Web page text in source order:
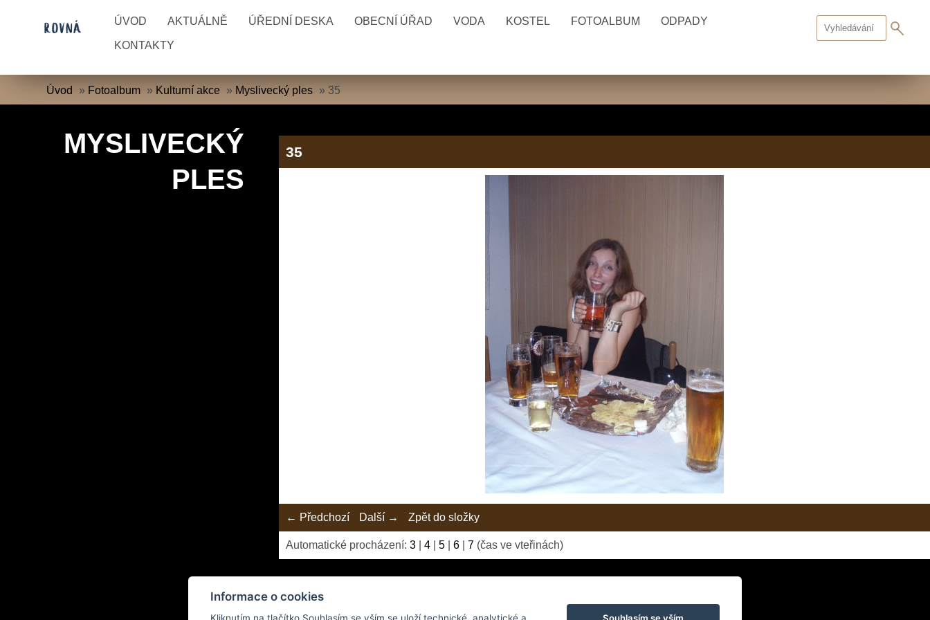
ÚVOD AKTUÁLNĚ ÚŘEDNÍ DESKA OBECNÍ ÚŘAD VODA KOSTEL FOTOALBUM ODPADY
KONTAKTY
Úvod » Fotoalbum » Kulturní akce » Myslivecký ples » 35
MYSLIVECKÝ
PLES
35
← Předchozí Další → Zpět do složky
Automatické procházení:3 |4 |5 |6 |7 (čas ve vteřinách)
Informace o cookies